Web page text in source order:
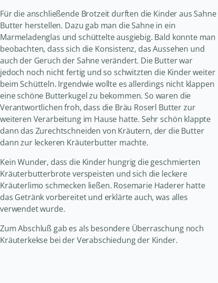
Für die anschließende Brotzeit durften die Kinder aus Sahne
Butter herstellen. Dazu gab man die Sahne in ein
Marmeladenglas und schüttelte ausgiebig. Bald konnte man
beobachten, dass sich die Konsistenz, das Aussehen und
auch der Geruch der Sahne verändert. Die Butter war
jedoch noch nicht fertig und so schwitzten die Kinder weiter
beim Schütteln. Irgendwie wollte es allerdings nicht klappen
eine schöne Butterkugel zu bekommen. So waren die
Verantwortlichen froh, dass die Bräu Roserl Butter zur
weiteren Verarbeitung im Hause hatte. Sehr schön klappte
dann das Zurechtschneiden von Kräutern, der die Butter
dann zur leckeren Kräuterbutter machte.
Kein Wunder, dass die Kinder hungrig die geschmierten
Kräuterbutterbrote verspeisten und sich die leckere
Kräuterlimo schmecken ließen. Rosemarie Haderer hatte
das Getränk vorbereitet und erklärte auch, was alles
verwendet wurde.
Zum Abschluß gab es als besondere Überraschung noch
Kräuterkekse bei der Verabschiedung der Kinder.